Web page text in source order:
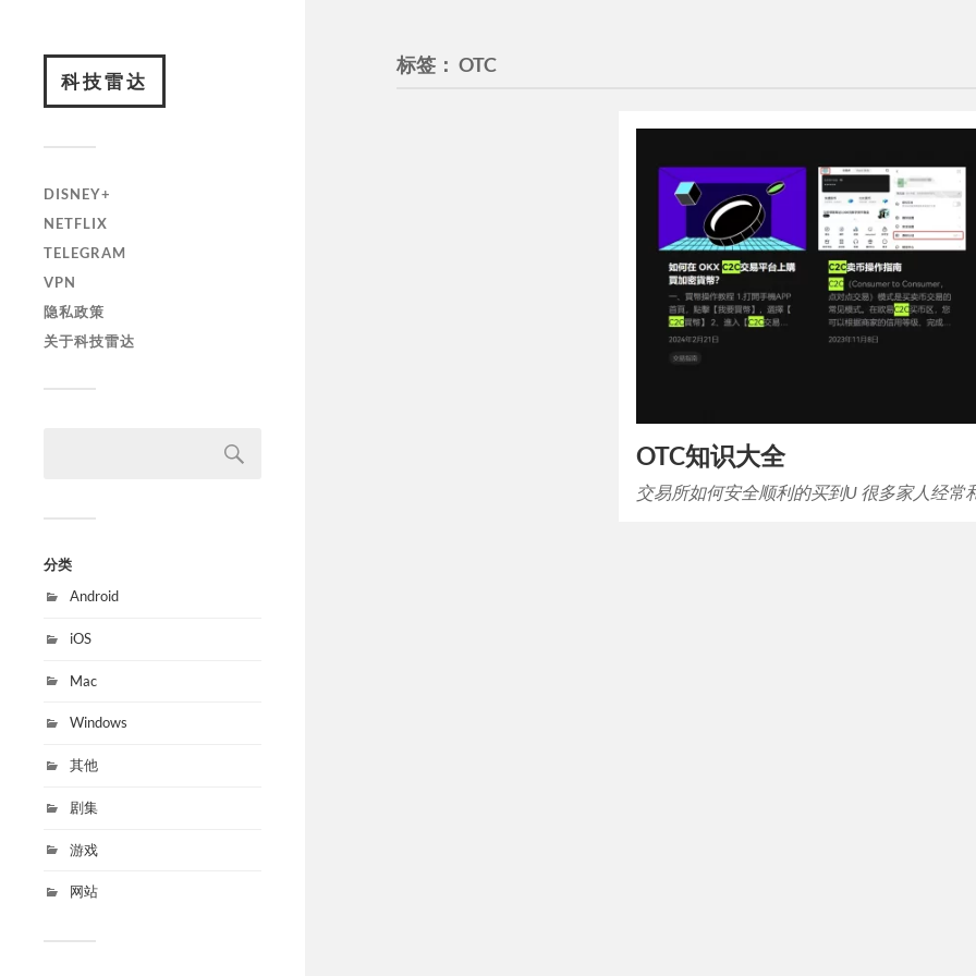
科技雷达
DISNEY+
NETFLIX
TELEGRAM
VPN
隐私政策
关于科技雷达
分类
Android
iOS
Mac
Windows
其他
剧集
游戏
网站
标签：OTC
OTC知识大全
交易所如何安全顺利的买到U 很多家人经常